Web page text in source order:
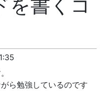
を書くコ
ら勉強しているのです